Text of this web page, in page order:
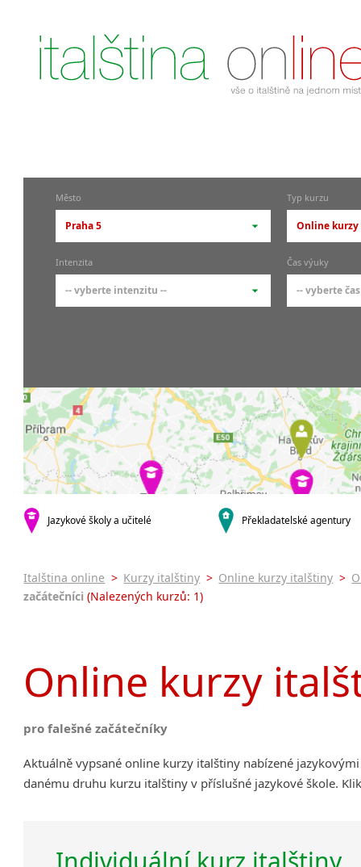
Město
Praha 5
-- vyberte město --
pražské městské části
Praha 7
Praha 9
Praha 10
krajská města
Brno
Plzeň
malá města podle abecedy
Typ kurzu
Online
-- vyberte
kurzy s
Online
Letní
Intenzita
-- vyberte intenzitu --
9-14 hodin týdně
20 a více hodin týdně
Čas výuky
-- vyberte
Večerní
Noční
Jazykové školy a učitelé Překladatelské agentury
Italština online > Kurzy italštiny > Online kurzy italštiny >
začátečníci (Nalezených kurzů: 1)
Online kurzy
pro falešné začátečníky
Aktuálně vypsané online kurzy italštiny nabízené
danému druhu kurzu italštiny v příslušné jazykové škole.